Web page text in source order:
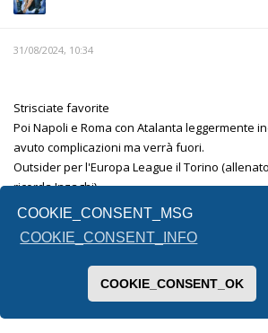
COOKIE_CONSENT_MSG
COOKIE_CONSENT_INFO
COOKIE_CONSENT_OK
31/08/2024, 10:34
Strisciate favorite
Poi Napoli e Roma con Atalanta leggermente
avuto complicazioni ma verrà fuori.
Outsider per l'Europa League il Torino
ricorda Inzaghi)
La fiorentina è l'altra incognita.
Lecce e Venezia mi sembrano messe male.
Per la terza retrocessa non saprei, forse il
Inviato dal mio SM-F731B utilizzando Tapatalk